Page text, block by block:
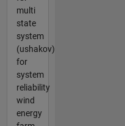
multi
state
system
(ushakov)
for
system
reliability
wind
energy